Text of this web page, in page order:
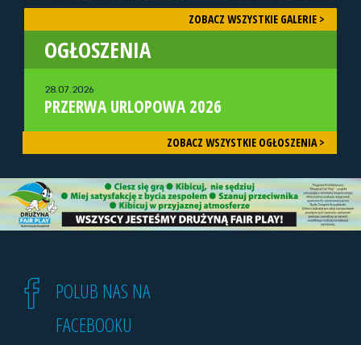
ZOBACZ WSZYSTKIE GALERIE >
OGŁOSZENIA
28.07.2026
PRZERWA URLOPOWA 2026
ZOBACZ WSZYSTKIE OGŁOSZENIA >
POLUB NAS NA
FACEBOOKU